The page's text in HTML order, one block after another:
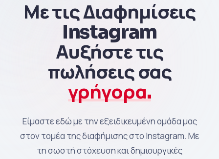
Με τις Διαφημίσεις
Instagram
Αυξήστε τις
πωλήσεις σας
γρήγορα.
Είμαστε εδώ με την εξειδικευμένη ομάδα μας
στον τομέα της διαφήμισης στο Instagram. Με
τη σωστή στόχευση και δημιουργικές